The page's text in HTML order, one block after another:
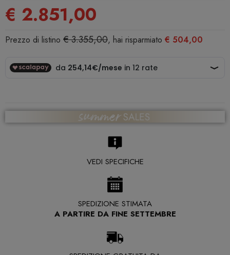
€ 2.851,00
Prezzo di listino € 3.355,00, hai risparmiato € 504,00
VEDI SPECIFICHE
SPEDIZIONE STIMATA
A PARTIRE DA FINE SETTEMBRE